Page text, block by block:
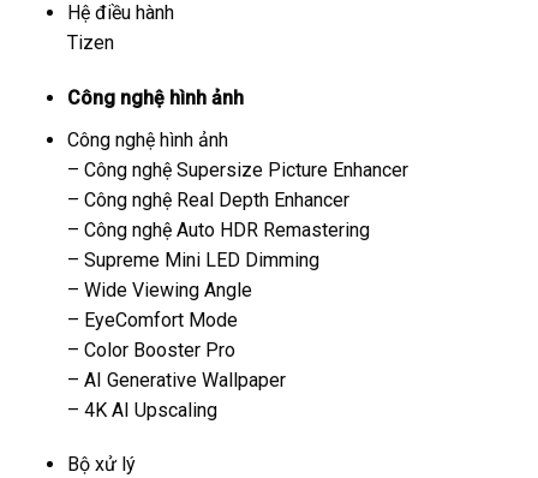
Hệ điều hành
Tizen
Công nghệ hình ảnh
Công nghệ hình ảnh
– Công nghệ Supersize Picture Enhancer
– Công nghệ Real Depth Enhancer
– Công nghệ Auto HDR Remastering
– Supreme Mini LED Dimming
– Wide Viewing Angle
– EyeComfort Mode
– Color Booster Pro
– AI Generative Wallpaper
– 4K AI Upscaling
Bộ xử lý